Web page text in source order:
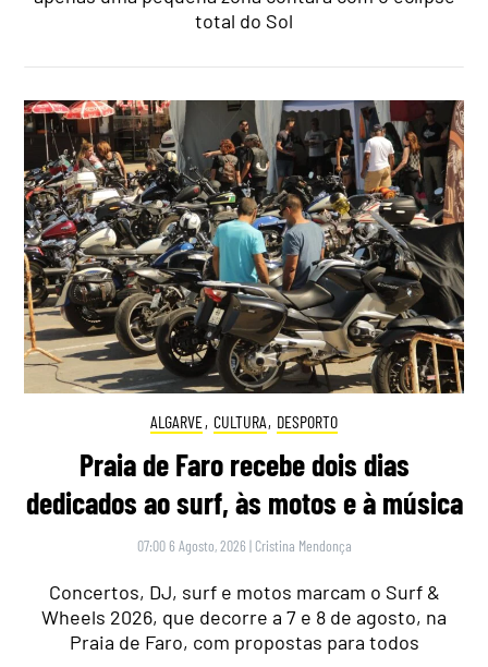
total do Sol
ALGARVE, CULTURA, DESPORTO
Praia de Faro recebe dois dias
dedicados ao surf, às motos e à música
07:00 6 Agosto, 2026 | Cristina Mendonça
Concertos, DJ, surf e motos marcam o Surf &
Wheels 2026, que decorre a 7 e 8 de agosto, na
Praia de Faro, com propostas para todos